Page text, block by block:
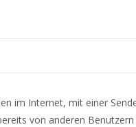
im Internet, mit einer
von anderen